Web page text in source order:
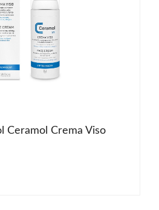
Ceramol Crema Viso